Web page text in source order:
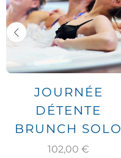
JOURNÉE
DÉTENTE
BRUNCH SOLO
102,00 €